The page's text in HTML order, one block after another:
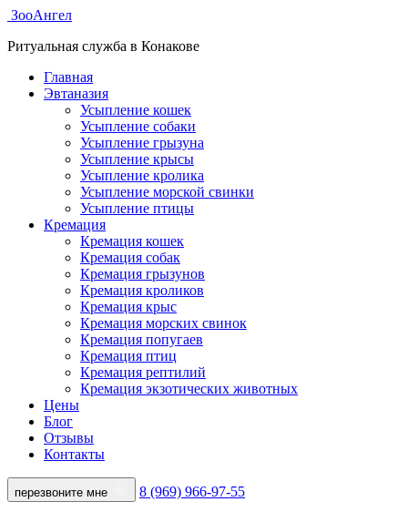
ЗооАнгел
Ритуальная служба в Конакове
Главная
Эвтаназия
Усыпление кошек
Усыпление собаки
Усыпление грызуна
Усыпление крысы
Усыпление кролика
Усыпление морской свинки
Усыпление птицы
Кремация
Кремация кошек
Кремация собак
Кремация грызунов
Кремация кроликов
Кремация крыс
Кремация морских свинок
Кремация попугаев
Кремация птиц
Кремация рептилий
Кремация экзотических животных
Цены
Блог
Отзывы
Контакты
перезвоните мне 8 (969) 966-97-55